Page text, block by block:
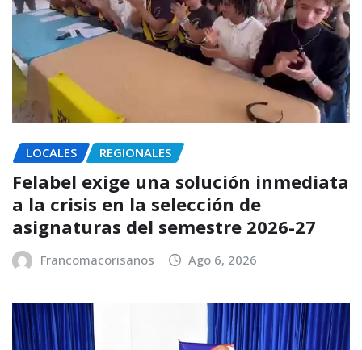
LOCALES REGIONALES
Felabel exige una solución inmediata
a la crisis en la selección de
asignaturas del semestre 2026-27
Francomacorisanos Ago 6, 2026